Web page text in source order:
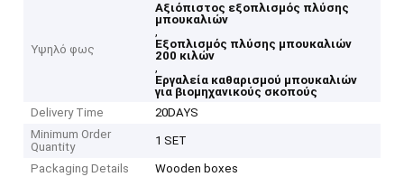
Υψηλό φως
Αξιόπιστος εξοπλισμός πλύσης
μπουκαλιών
,
Εξοπλισμός πλύσης μπουκαλιών
200 κιλών
,
Εργαλεία καθαρισμού μπουκαλιών
για βιομηχανικούς σκοπούς
Delivery Time
20DAYS
Minimum Order
Quantity
1 SET
Packaging Details
Wooden boxes